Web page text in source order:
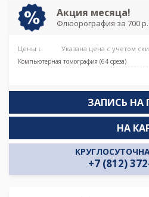
Акция месяца!
Флюорография за 700
Цены ↓ Указана цена с учетом
Компьютерная томография (64 среза)
ЗАПИСЬ НА
+7 (812)
НА